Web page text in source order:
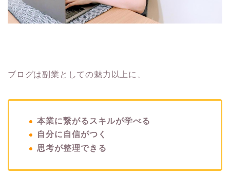
ブログは副業としての魅力以上に、
本業に繋がるスキルが学べる
自分に自信がつく
思考が整理できる